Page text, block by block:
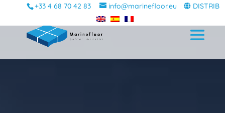
+33 4 68 70 42 83 info@marinefloor.eu DISTRIB